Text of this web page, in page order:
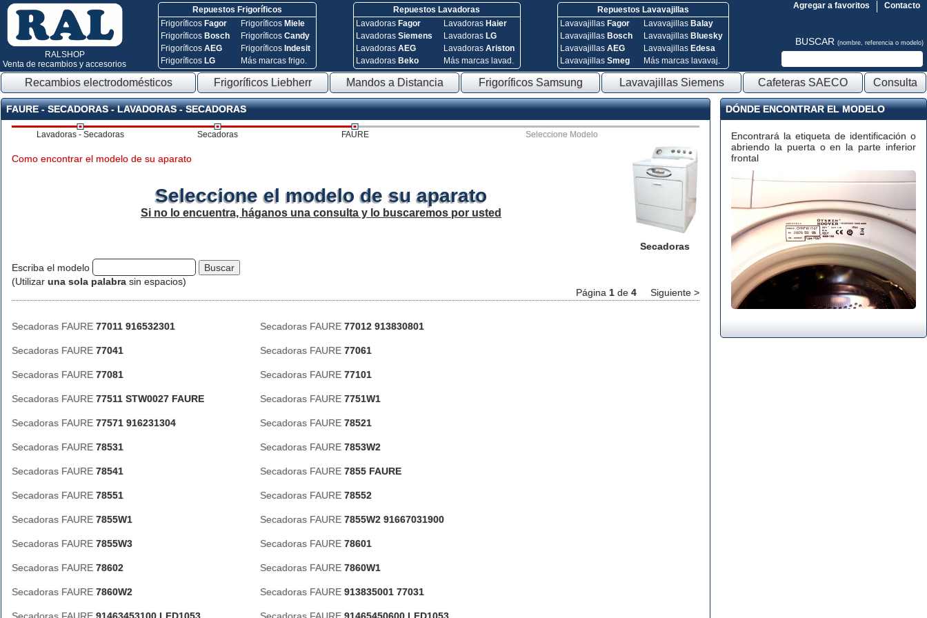
RALSHOP
Venta de recambios y accesorios
Repuestos Frigoríficos
Frigoríficos Fagor
Frigoríficos Bosch
FrigoríficosAEG
Frigoríficos LG
Frigoríficos Miele
FrigoríficosCandy
Frigoríficos Indesit
Más marcas frigo.
Repuestos Lavadoras
Lavadoras Fagor
Lavadoras Siemens
Lavadoras AEG
Lavadoras Beko
Lavadoras Haier
Lavadoras LG
Lavadoras Ariston
Más marcas lavad.
Repuestos Lavavajillas
Lavavajillas Fagor
Lavavajillas Bosch
Lavavajillas AEG
Lavavajillas Smeg
Lavavajillas Balay
Lavavajillas Bluesky
Lavavajillas Edesa
Más marcas lavavaj.
Contacto
Agregar a favoritos
BUSCAR (nombre, referencia o modelo)
Recambios electrodomésticos Frigoríficos Liebherr Mandos a Distancia Frigoríficos Samsung Lavavajillas Siemens Cafeteras SAECO Consulta
FAURE - SECADORAS - LAVADORAS - SECADORAS
Lavadoras - Secadoras Secadoras FAURE Seleccione Modelo
Secadoras
Como encontrar el modelo de su aparato
Seleccione el modelo de su aparato
Si no lo encuentra, háganos una consulta y lo buscaremos por usted
Escriba el modelo
(Utilizar una sola palabra sin espacios)
Página 1 de 4 Siguiente >
Secadoras FAURE 77011 916532301 Secadoras FAURE 77012 913830801
Secadoras FAURE 77041 Secadoras FAURE 77061
Secadoras FAURE 77081 Secadoras FAURE 77101
Secadoras FAURE 77511 STW0027 FAURE Secadoras FAURE 7751W1
Secadoras FAURE 77571 916231304 Secadoras FAURE 78521
Secadoras FAURE 78531 Secadoras FAURE 7853W2
Secadoras FAURE 78541 Secadoras FAURE 7855 FAURE
Secadoras FAURE 78551 Secadoras FAURE 78552
Secadoras FAURE 7855W1 Secadoras FAURE 7855W2 91667031900
Secadoras FAURE 7855W3 Secadoras FAURE 78601
Secadoras FAURE 78602 Secadoras FAURE 7860W1
Secadoras FAURE 7860W2 Secadoras FAURE 913835001 77031
DÓNDE ENCONTRAR EL MODELO
Encontrará la etiqueta de identificación o
abriendo la puerta o en la parte inferior
frontal